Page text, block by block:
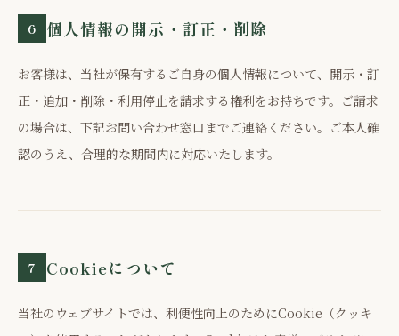
6 個人情報の開示・訂正・削除
お客様は、当社が保有するご自身の個人情報について、開示・訂
正・追加・削除・利用停止を請求する権利をお持ちです。ご請求
の場合は、下記お問い合わせ窓口までご連絡ください。ご本人確
認のうえ、合理的な期間内に対応いたします。
7 Cookieについて
当社のウェブサイトでは、利便性向上のためにCookie（クッキ